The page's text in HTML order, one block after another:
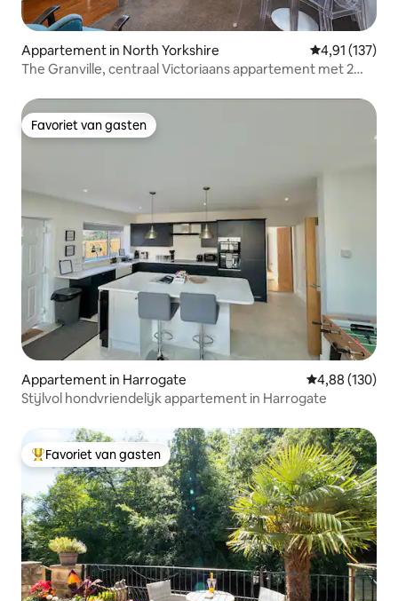
Appartement in North Yorkshire Gemiddelde
4,91 (137)
The Granville, centraal Victoriaans appartement met 2
Favoriet van gasten
Favoriet van gasten
Appartement in Harrogate Gemiddelde
4,88 (130)
Stijlvol hondvriendelijk appartement in Harrogate
Topfavoriet van gasten
Favoriet van gasten